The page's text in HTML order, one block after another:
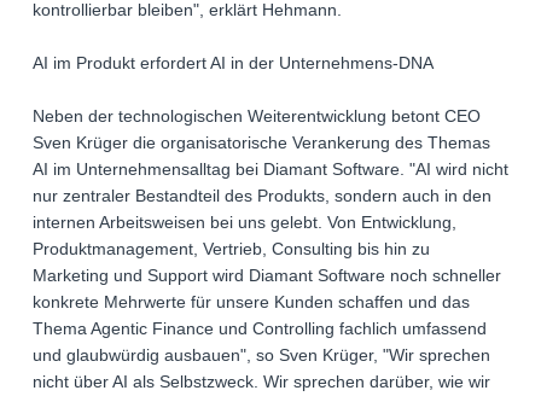
kontrollierbar bleiben", erklärt Hehmann.
AI im Produkt erfordert AI in der Unternehmens-DNA
Neben der technologischen Weiterentwicklung betont CEO
Sven Krüger die organisatorische Verankerung des Themas
AI im Unternehmensalltag bei Diamant Software. "AI wird nicht
nur zentraler Bestandteil des Produkts, sondern auch in den
internen Arbeitsweisen bei uns gelebt. Von Entwicklung,
Produktmanagement, Vertrieb, Consulting bis hin zu
Marketing und Support wird Diamant Software noch schneller
konkrete Mehrwerte für unsere Kunden schaffen und das
Thema Agentic Finance und Controlling fachlich umfassend
und glaubwürdig ausbauen", so Sven Krüger, "Wir sprechen
nicht über AI als Selbstzweck. Wir sprechen darüber, wie wir